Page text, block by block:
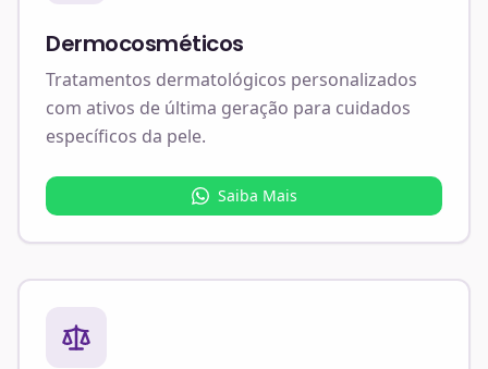
Dermocosméticos
Tratamentos dermatológicos personalizados
com ativos de última geração para cuidados
específicos da pele.
Saiba Mais